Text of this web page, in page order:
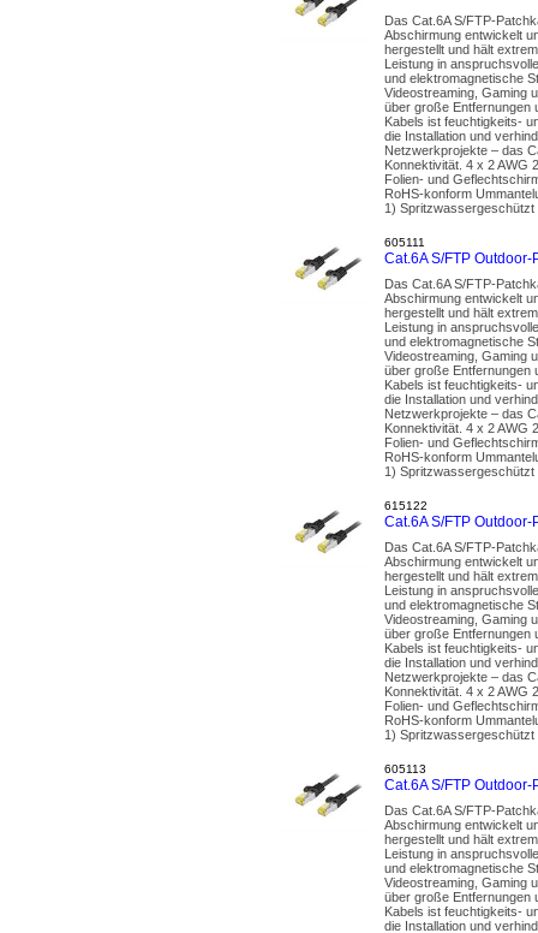
Das Cat.6A S/FTP-
Abschirmung entwickelt
hergestellt und hält
Leistung in
und elektromagnetische
Videostreaming, Gaming
über große Entfernungen
Kabels ist feuchtigkeits-
die Installation und
Netzwerkprojekte – das
Konnektivität. 4 x 2 AWG
Folien- und
RoHS-konform
1) Spritzwassergeschützt
605111
Cat.6A S/FTP
Das Cat.6A S/FTP-
Abschirmung entwickelt
hergestellt und hält
Leistung in
und elektromagnetische
Videostreaming, Gaming
über große Entfernungen
Kabels ist feuchtigkeits-
die Installation und
Netzwerkprojekte – das
Konnektivität. 4 x 2 AWG
Folien- und
RoHS-konform
1) Spritzwassergeschützt
615122
Cat.6A S/FTP
Das Cat.6A S/FTP-
Abschirmung entwickelt
hergestellt und hält
Leistung in
und elektromagnetische
Videostreaming, Gaming
über große Entfernungen
Kabels ist feuchtigkeits-
die Installation und
Netzwerkprojekte – das
Konnektivität. 4 x 2 AWG
Folien- und
RoHS-konform
1) Spritzwassergeschützt
605113
Cat.6A S/FTP
Das Cat.6A S/FTP-
Abschirmung entwickelt
hergestellt und hält
Leistung in
und elektromagnetische
Videostreaming, Gaming
über große Entfernungen
Kabels ist feuchtigkeits-
die Installation und